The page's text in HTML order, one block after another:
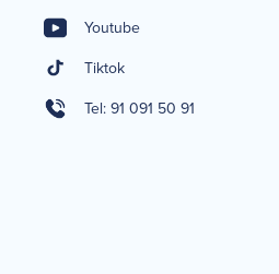
Youtube
Tiktok
Tel: 91 091 50 91